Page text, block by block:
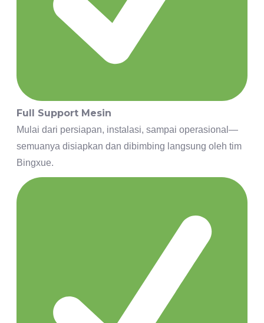
Full Support Mesin
Mulai dari persiapan, instalasi, sampai operasional—
semuanya disiapkan dan dibimbing langsung oleh tim
Bingxue.